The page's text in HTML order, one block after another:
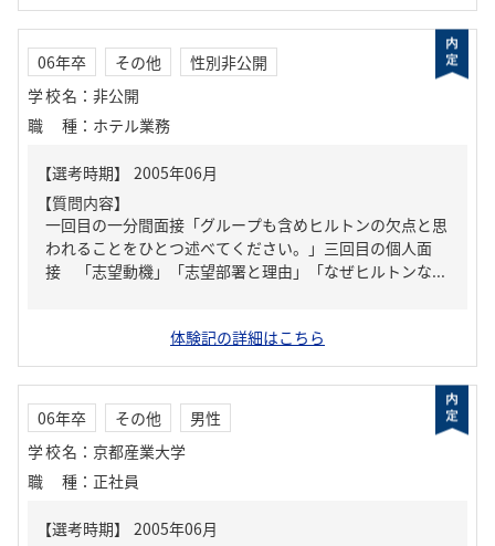
06年卒 その他
性別非公開
学校名 ： 非公開
職種 ： ホテル業務
【質問内容】
一回目の一分間面接「グループも含めヒルトンの欠点と思
われることをひとつ述べてください。」三回目の個人面
接 「志望動機」「志望部署と理由」「なぜヒルトンな...
体験記の詳細はこちら
06年卒 その他
男性
学校名 ： 京都産業大学
職種 ： 正社員